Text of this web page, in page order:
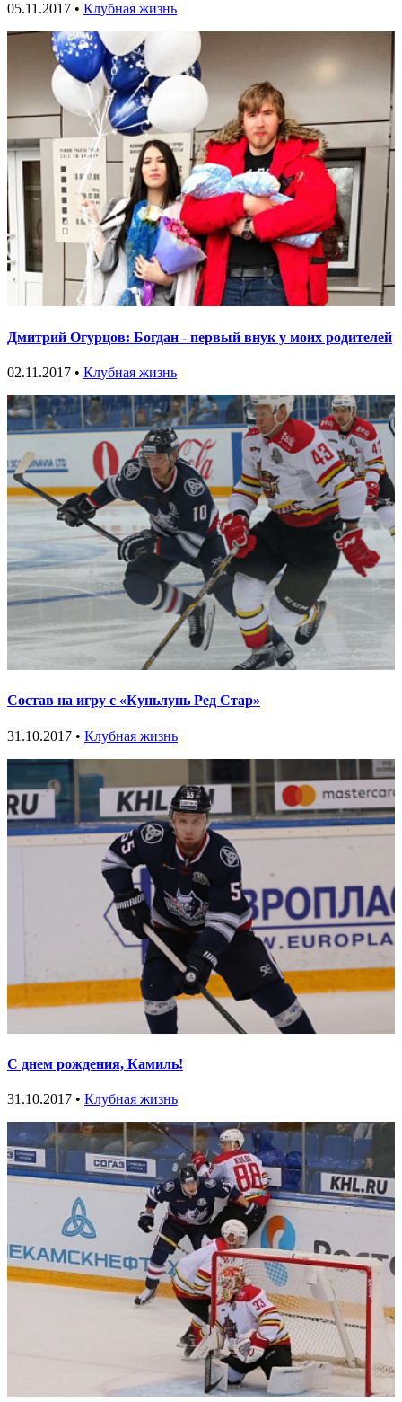
05.11.2017 • Клубная жизнь
Дмитрий Огурцов: Богдан - первый внук у моих родителей
02.11.2017 • Клубная жизнь
Состав на игру с «Куньлунь Ред Стар»
31.10.2017 • Клубная жизнь
С днем рождения, Камиль!
31.10.2017 • Клубная жизнь